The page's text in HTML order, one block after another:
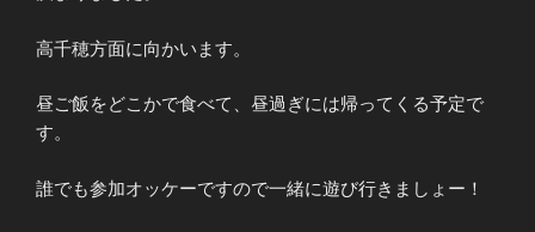
高千穂方面に向かいます。
昼ご飯をどこかで食べて、昼過ぎには帰ってくる予定で
す。
誰でも参加オッケーですので一緒に遊び行きましょー！